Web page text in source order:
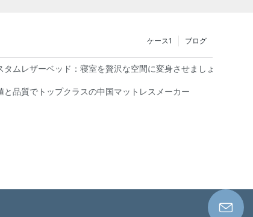
ブログ
ケース1
タムレザーベッド：寝室を贅沢な空間に変身させましょう
と品質でトップクラスの中国マットレスメーカー